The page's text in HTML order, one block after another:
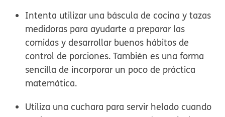
Intenta utilizar una báscula de cocina y tazas
medidoras para ayudarte a preparar las
comidas y desarrollar buenos hábitos de
control de porciones. También es una forma
sencilla de incorporar un poco de práctica
matemática.
Utiliza unacuchara para servir helado cuando